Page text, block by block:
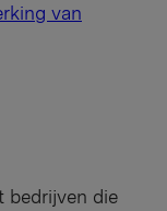
van
bedrijven die